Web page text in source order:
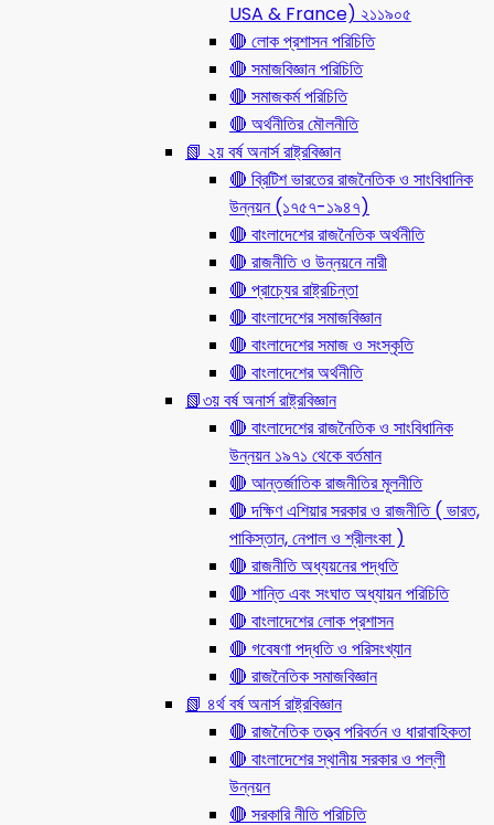
USA & France) ২১১৯০৫
🔴 লোক প্রশাসন পরিচিতি
🔴 সমাজবিজ্ঞান পরিচিতি
🔴 সমাজকর্ম পরিচিতি
🔴 অর্থনীতির মৌলনীতি
📗 ২য় বর্ষ অনার্স রাষ্ট্রবিজ্ঞান
🔴 ব্রিটিশ ভারতের রাজনৈতিক ও সাংবিধানিক
উন্নয়ন (১৭৫৭-১৯৪৭)
🔴 বাংলাদেশের রাজনৈতিক অর্থনীতি
🔴 রাজনীতি ও উন্নয়নে নারী
🔴 প্রাচ্যের রাষ্ট্রচিন্তা
🔴 বাংলাদেশের সমাজবিজ্ঞান
🔴 বাংলাদেশের সমাজ ও সংস্কৃতি
🔴 বাংলাদেশের অর্থনীতি
📗৩য় বর্ষ অনার্স রাষ্ট্রবিজ্ঞান
🔴 বাংলাদেশের রাজনৈতিক ও সাংবিধানিক
উন্নয়ন ১৯৭১ থেকে বর্তমান
🔴 আন্তর্জাতিক রাজনীতির মূলনীতি
🔴 দক্ষিণ এশিয়ার সরকার ও রাজনীতি ( ভারত,
পাকিস্তান, নেপাল ও শ্রীলংকা )
🔴 রাজনীতি অধ্যয়নের পদ্ধতি
🔴 শান্তি এবং সংঘাত অধ্যায়ন পরিচিতি
🔴 বাংলাদেশের লোক প্রশাসন
🔴 গবেষণা পদ্ধতি ও পরিসংখ্যান
🔴 রাজনৈতিক সমাজবিজ্ঞান
📗 ৪র্থ বর্ষ অনার্স রাষ্ট্রবিজ্ঞান
🔴 রাজনৈতিক তত্ত্ব পরিবর্তন ও ধারাবাহিকতা
🔴 বাংলাদেশের স্থানীয় সরকার ও পল্লী
উন্নয়ন
🔴 সরকারি নীতি পরিচিতি